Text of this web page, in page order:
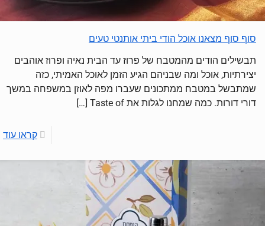
סוף סוף מצאנו אוכל הודי ביתי אותנטי טעים
תבשילים הודים מהמטבח של פרוז עד הבית נאיה ופרוז אוהבים
יצירתיות, אוכל ומה שבניהם הגיע הזמן לאוכל האמיתי, כזה
שמתבשל במטבח ממתכונים שעברו מפה לאוזן במשפחה במשך
דורי דורות. כמה שמחנו לגלות את Taste of
[…]
קראו עוד